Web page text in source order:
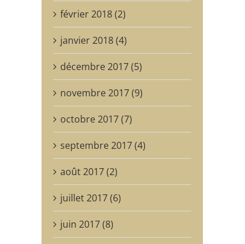
Une nouvelle
résidente à la
Maison Losseau
dans le cadre
fascinant
février 2018 (2)
janvier 2018 (4)
décembre 2017 (5)
novembre 2017 (9)
octobre 2017 (7)
septembre 2017 (4)
août 2017 (2)
juillet 2017 (6)
juin 2017 (8)